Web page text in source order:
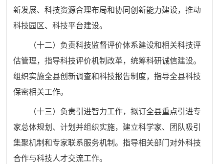
新发展、科技资源合理布局和协同创新能力建设，推动
科技园区、科技平台建设。
（十二） 负责科技监督评价体系建设和相关科技评
估管理，指导科技评价机制改革，统筹科研诚信建设。
组织实施全县创新调查和科技报告制度，指导全县科技
保密相关工作。
（十三） 负责引进智力工作，拟订全县重点引进专
家总体规划、计划并组织实施，建立科学家、团队吸引
集聚机制和专家联系服务机制。指导相关部门对外科技
合作与科技人才交流工作。